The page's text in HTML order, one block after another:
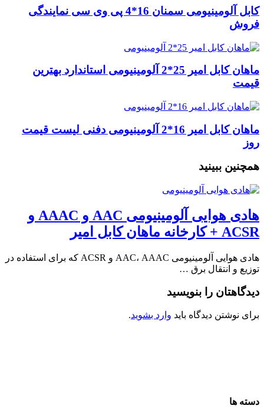
کابل آلومینیومی سمنان 16*4 پی وی سی نمایندگی
فروش
ماهان کابل امیر 25*2 آلومینیومی استاندارد بهترین
قیمت
ماهان کابل امیر 16*2 آلومینیومی دفنی لیست قیمت
روز
همچنین ببینید
هادی هوایی آلومینیومی AAC و AAAC و
ACSR + کارخانه ماهان کابل امیر
هادی هوایی آلومینیومی AAC، AAAC و ACSR که برای استفاده در
توزیع و انتقال برق …
دیدگاهتان را بنویسید
برای نوشتن دیدگاه باید وارد بشوید.
دسته ها